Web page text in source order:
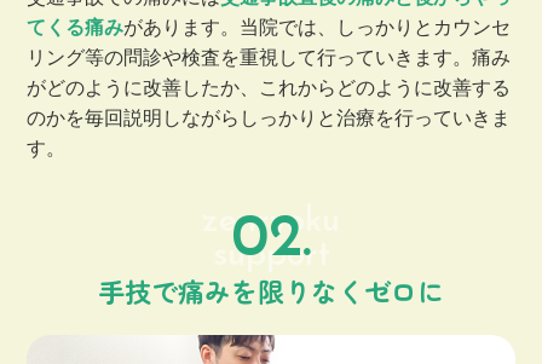
てくる痛みがあります。当院では、しっかりとカウンセ
リング等の問診や検査を重視して行っていきます。痛み
がどのように改善したか、これからどのように改善する
のかを毎回説明しながらしっかりと治療を行っていきま
す。
02.
zenryoku
support
手技で痛みを限りなくゼロに